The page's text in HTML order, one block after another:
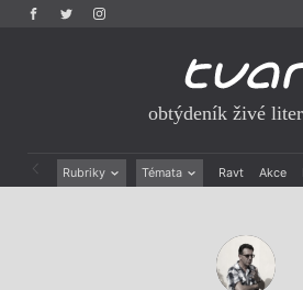
obtýdeník živé
Rubriky Témata Ravt Akce